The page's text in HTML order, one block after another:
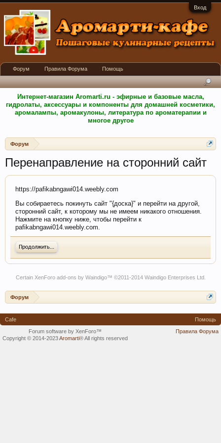
Вход
Интернет-магазин Aromarti.ru - эфирные и базовые масла,
гидролаты, аксессуары и компоненты для домашней косметики,
аромалампы, аромакулоны, литература по ароматерапии и
многое другое
Форум
Перенаправление на сторонний сайт
https://pafikabngawi014.weebly.com
Вы собираетесь покинуть сайт "{доска}" и перейти на другой,
сторонний сайт, к которому мы не имеем никакого отношения.
Нажмите на кнопку ниже, чтобы перейти к
pafikabngawi014.weebly.com.
Продолжить...
Certain XenForo add-ons by Waindigo™ ©2011-2014 Waindigo Enterprises Ltd.
Форум
Форум Правила Форума Помощь
Cafe
Помощь
Правила Форума
Forum software by XenForo™
Copyright © 2014-2023Aromarti®All rights reserved